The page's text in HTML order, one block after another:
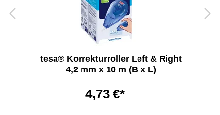
tesa® Korrekturroller Left & Right
4,2 mm x 10 m (B x L)
4,73 €*